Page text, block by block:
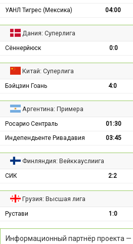
УАНЛ Тигрес (Мексика)
04:00
Дания: Суперлига
Сённерйюск 0:0
Китай: Суперлига
Бэйцзин Гоань 4:0
Аргентина: Примера
Росарио Сентраль 01:30
Индепендьенте Ривадавия
03:45
Финляндия: Вейккауслиига
СИК 2:2
Грузия: Высшая лига
Рустави 1:0
Информационный партнёр проекта